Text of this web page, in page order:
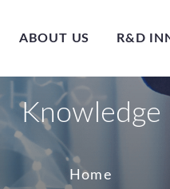
ABOUT US R&D
Knowledge
Home